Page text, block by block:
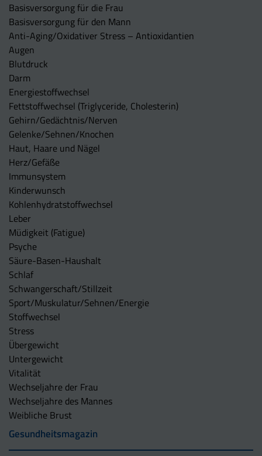
Basisversorgung für die Frau
Basisversorgung für den Mann
Anti-Aging/Oxidativer Stress – Antioxidantien
Augen
Blutdruck
Darm
Energiestoffwechsel
Fettstoffwechsel (Triglyceride, Cholesterin)
Gehirn/Gedächtnis/Nerven
Gelenke/Sehnen/Knochen
Haut, Haare und Nägel
Herz/Gefäße
Immunsystem
Kinderwunsch
Kohlenhydratstoffwechsel
Leber
Müdigkeit (Fatigue)
Psyche
Säure-Basen-Haushalt
Schlaf
Schwangerschaft/Stillzeit
Sport/Muskulatur/Sehnen/Energie
Stoffwechsel
Stress
Übergewicht
Untergewicht
Vitalität
Wechseljahre der Frau
Wechseljahre des Mannes
Weibliche Brust
Gesundheitsmagazin